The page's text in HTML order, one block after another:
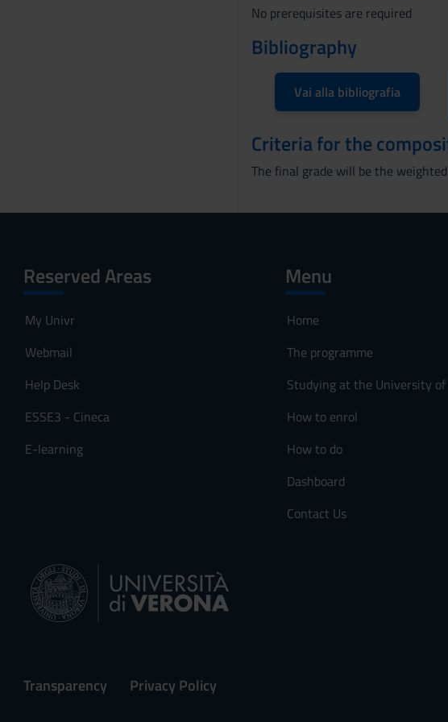
No prerequisites are required
Bibliography
Vai alla bibliografia
Criteria for the
The final grade will be the
Reserved Areas
My Univr
Webmail
Help Desk
ESSE3 - Cineca
E-learning
Menu
Home
The programme
Studying at the University of
How to enrol
How to do
Dashboard
Contact Us
Transparency Privacy Policy